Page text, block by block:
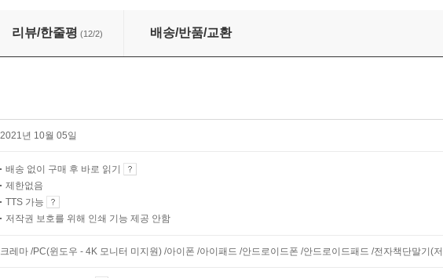
리뷰/한줄평 (12/2) 배송/반품/교환
2021년 10월 05일
배송 없이 구매 후 바로 읽기
제한없음
TTS 가능
저작권 보호를 위해 인쇄 기능 제공 안함
크레마 /PC(윈도우 - 4K 모니터 미지원) /아이폰 /아이패드 /안드로이드폰 /안드로이드패드 /전자책단말기(